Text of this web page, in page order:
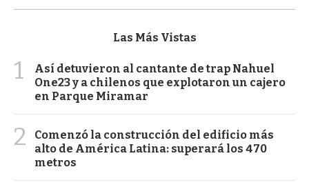
Las Más Vistas
1
Así detuvieron al cantante de trap Nahuel
One23 y a chilenos que explotaron un cajero
en Parque Miramar
2
Comenzó la construcción del edificio más
alto de América Latina: superará los 470
metros